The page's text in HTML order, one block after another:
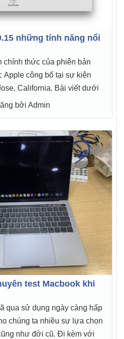
những tính năng nổi
chính thức của phiên bản
Apple công bố tại sự kiện
California. Bài viết dưới
bởi Admin
test Macbook khi
qua sử dụng ngày càng hấp
chúng ta nhiều sự lựa chọn
như đời cũ. Đi kèm với